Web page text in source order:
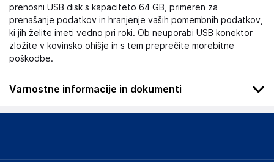
prenosni USB disk s kapaciteto 64 GB, primeren za
prenašanje podatkov in hranjenje vaših pomembnih podatkov,
ki jih želite imeti vedno pri roki. Ob neuporabi USB konektor
zložite v kovinsko ohišje in s tem preprečite morebitne
poškodbe.
Varnostne informacije in dokumenti
Podatki o proizvajalcu